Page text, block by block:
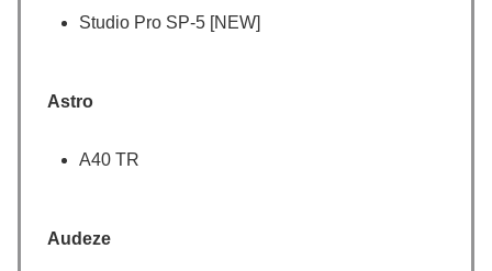
Studio Pro SP-5 [NEW]
Astro
A40 TR
Audeze